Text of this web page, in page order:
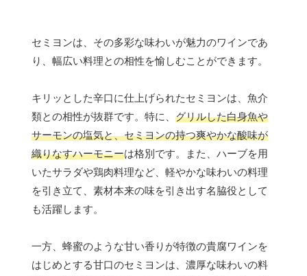
セミヨンは、その多彩な味わいが魅力のワインであ
り、幅広い料理との相性を愉しむことができます。
キリッとした辛口に仕上げられたセミヨンは、魚介
類との相性が抜群です。特に、 グリルした白身魚や
サーモンの塩気と、セミヨンの持つ爽やかな酸味が
織りなすハーモニーは格別です。また、ハーブを用
いたサラダや鶏肉料理など、軽やかな味わいの料理
を引き立て、素材本来の味を引き出す名脇役として
も活躍します。
一方、蜂蜜のような甘い香りが特徴の貴腐ワインを
はじめとする甘口のセミヨンは、濃厚な味わいの料